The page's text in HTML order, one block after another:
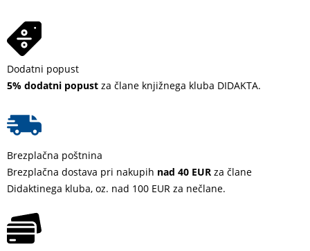
Dodatni popust
5% dodatni popust za člane knjižnega kluba DIDAKTA.
Brezplačna poštnina
Brezplačna dostava pri nakupih nad 40 EUR za člane
Didaktinega kluba, oz. nad 100 EUR za nečlane.